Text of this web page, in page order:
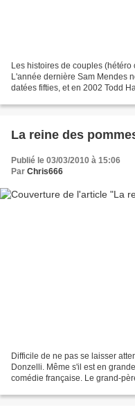
Les histoires de couples (hétéro
L'année dernière Sam Mendes
datées fifties, et en 2002 Todd
La reine des
Publié le 03/03/2010 à 15:06
Par Chris666
Difficile de ne pas se laisser
Donzelli. Même s'il est en
comédie française. Le grand-